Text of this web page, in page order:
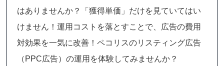
はありませんか？「獲得単価」だけを見ていてはい
けません！運用コストを落とすことで、広告の費用
対効果を一気に改善！ペコリスのリスティング広告
（PPC広告）の運用を体験してみませんか？